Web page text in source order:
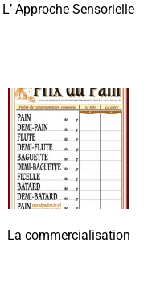
L’ Approche Sensorielle
La com­mer­cia­li­sa­tion